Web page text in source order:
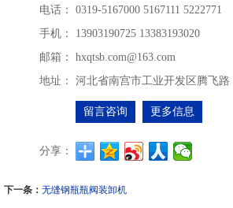
电话：
0319-5167000 5167111 5222771
手机：
13903190725 13383193020
邮箱：
hxqtsb.com@163.com
地址：
河北省南宫市工业开发区腾飞路
留言咨询 更多信息
分享：
下一条： 无缝钢瓶瓶阀装卸机